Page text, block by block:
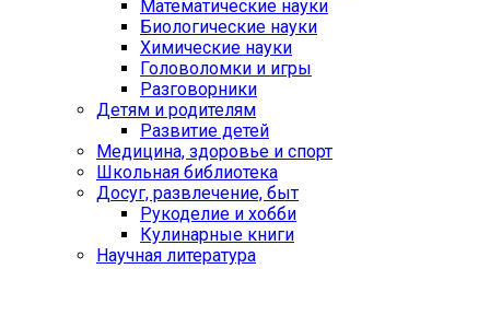
Математические науки
Биологические науки
Химические науки
Головоломки и игры
Разговорники
Детям и родителям
Развитие детей
Медицина, здоровье и спорт
Школьная библиотека
Досуг, развлечение, быт
Рукоделие и хобби
Кулинарные книги
Научная литература